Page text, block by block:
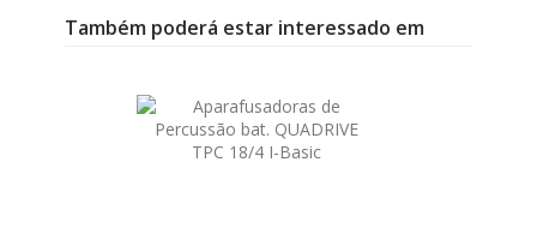
Também poderá estar interessado em